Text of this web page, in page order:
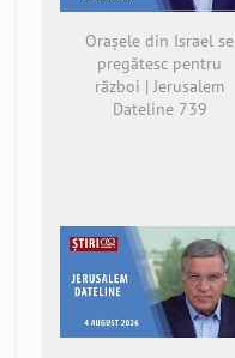
Orașele din Israel se
pregătesc pentru
război | Jerusalem
Dateline 739